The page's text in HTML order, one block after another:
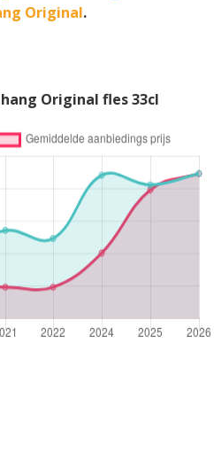
Original.
Original fles 33cl